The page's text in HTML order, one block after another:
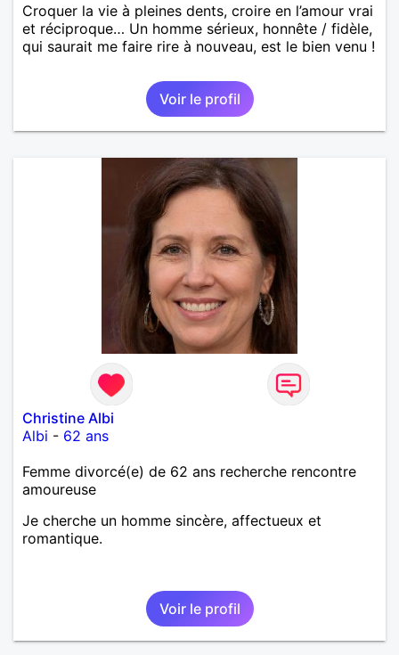
Croquer la vie à pleines dents, croire en l’amour vrai
et réciproque… Un homme sérieux, honnête / fidèle,
qui saurait me faire rire à nouveau, est le bien venu !
Voir le profil
Christine Albi
Albi - 62 ans
Femme divorcé(e) de 62 ans recherche rencontre
amoureuse
Je cherche un homme sincère, affectueux et
romantique.
Voir le profil